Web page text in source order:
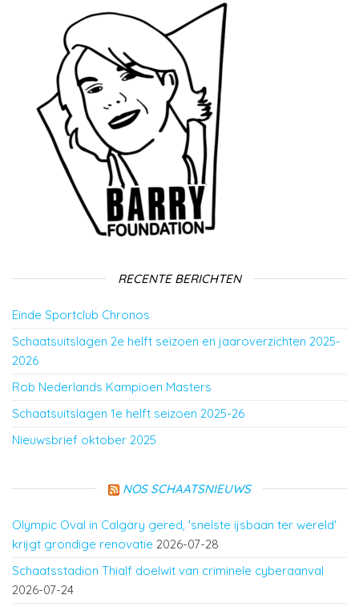
RECENTE BERICHTEN
Einde Sportclub Chronos
Schaatsuitslagen 2e helft seizoen en jaaroverzichten 2025-
2026
Rob Nederlands Kampioen Masters
Schaatsuitslagen 1e helft seizoen 2025-26
Nieuwsbrief oktober 2025
NOS SCHAATSNIEUWS
Olympic Oval in Calgary gered, 'snelste ijsbaan ter wereld'
krijgt grondige renovatie 2026-07-28
Schaatsstadion Thialf doelwit van criminele cyberaanval
2026-07-24